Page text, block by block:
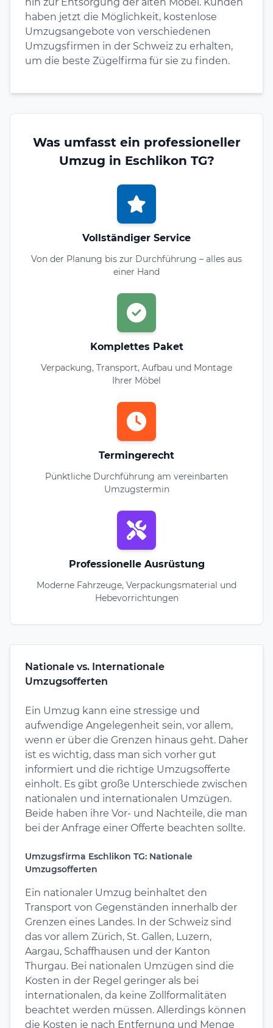
haben jetzt die Möglichkeit, kostenlose
Umzugsangebote von verschiedenen
Umzugsfirmen in der Schweiz zu erhalten,
um die beste Zügelfirma für sie zu finden.
Was umfasst ein professioneller
Umzug in Eschlikon TG?
Vollständiger Service
Von der Planung bis zur Durchführung – alles aus
einer Hand
Komplettes Paket
Verpackung, Transport, Aufbau und Montage
Ihrer Möbel
Termingerecht
Pünktliche Durchführung am vereinbarten
Umzugstermin
Professionelle Ausrüstung
Moderne Fahrzeuge, Verpackungsmaterial und
Hebevorrichtungen
Nationale vs. Internationale
Umzugsofferten
Ein Umzug kann eine stressige und
aufwendige Angelegenheit sein, vor allem,
wenn er über die Grenzen hinaus geht. Daher
ist es wichtig, dass man sich vorher gut
informiert und die richtige Umzugsofferte
einholt. Es gibt große Unterschiede zwischen
nationalen und internationalen Umzügen.
Beide haben ihre Vor- und Nachteile, die man
bei der Anfrage einer Offerte beachten sollte.
Umzugsfirma Eschlikon TG: Nationale
Umzugsofferten
Ein nationaler Umzug beinhaltet den
Transport von Gegenständen innerhalb der
Grenzen eines Landes. In der Schweiz sind
das vor allem Zürich, St. Gallen, Luzern,
Aargau, Schaffhausen und der Kanton
Thurgau. Bei nationalen Umzügen sind die
Kosten in der Regel geringer als bei
internationalen, da keine Zollformalitäten
beachtet werden müssen. Allerdings können
die Kosten je nach Entfernung und Menge